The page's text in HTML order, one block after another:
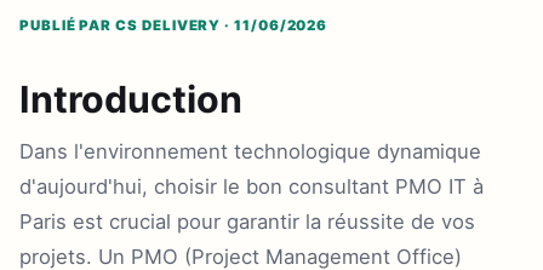
PUBLIÉ PAR CS DELIVERY · 11/06/2026
Introduction
Dans l'environnement technologique dynamique
d'aujourd'hui, choisir le bon consultant PMO IT à
Paris est crucial pour garantir la réussite de vos
projets. Un PMO (Project Management Office)